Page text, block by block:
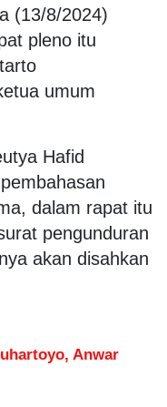
(13/8/2024)
pleno itu
umum
Hafid
dalam rapat itu
pengunduran
akan disahkan
Anwar